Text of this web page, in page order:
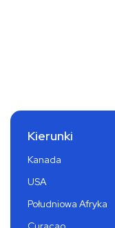
Kierunki
Kanada
USA
Południowa Afryka